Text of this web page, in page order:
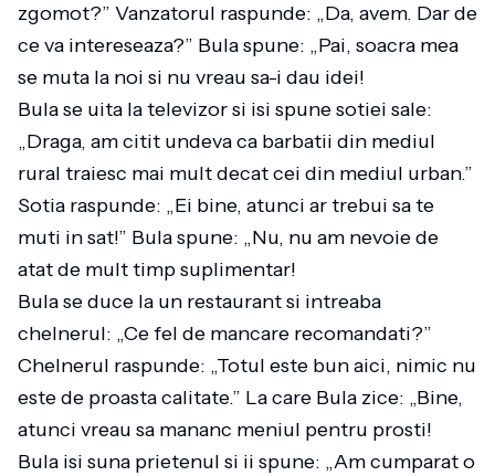
zgomot?” Vanzatorul raspunde: „Da, avem. Dar de
ce va intereseaza?” Bula spune: „Pai, soacra mea
se muta la noi si nu vreau sa-i dau idei!
Bula se uita la televizor si isi spune sotiei sale:
„Draga, am citit undeva ca barbatii din mediul
rural traiesc mai mult decat cei din mediul urban.”
Sotia raspunde: „Ei bine, atunci ar trebui sa te
muti in sat!” Bula spune: „Nu, nu am nevoie de
atat de mult timp suplimentar!
Bula se duce la un restaurant si intreaba
chelnerul: „Ce fel de mancare recomandati?”
Chelnerul raspunde: „Totul este bun aici, nimic nu
este de proasta calitate.” La care Bula zice: „Bine,
atunci vreau sa mananc meniul pentru prosti!
Bula isi suna prietenul si ii spune: „Am cumparat o